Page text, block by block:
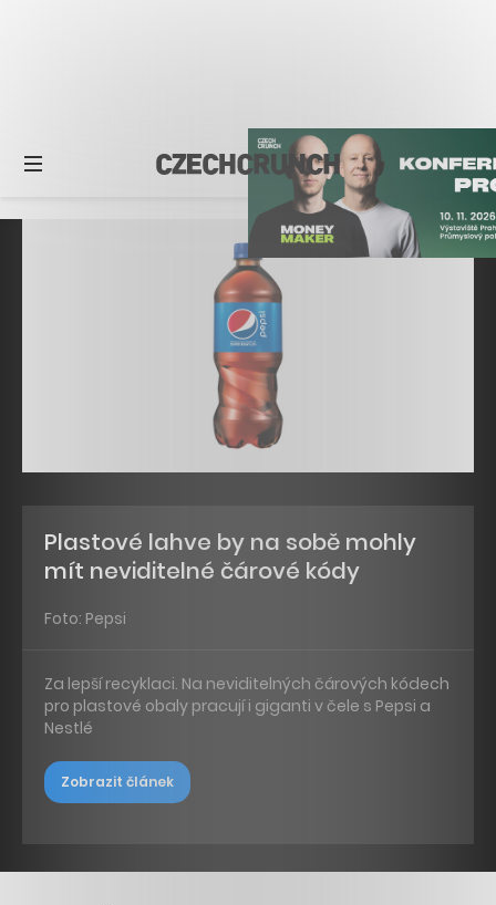
Plastové lahve by na sobě mohly
mít neviditelné čárové kódy
Foto: Pepsi
Za lepší recyklaci. Na neviditelných čárových kódech
pro plastové obaly pracují i giganti v čele s Pepsi a
Nestlé
Zobrazit článek